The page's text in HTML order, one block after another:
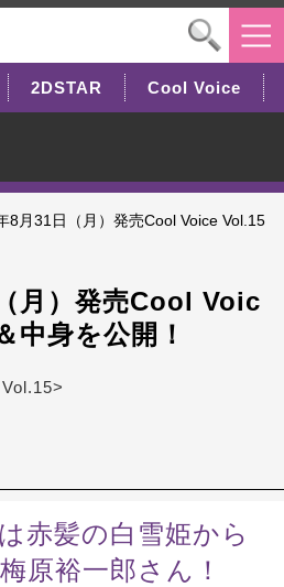
2DSTAR Cool Voice
8月31日（月）発売Cool Voice Vol.15
月）発売Cool Voic
中身を公開！
赤髪の白雪姫から
原裕一郎さん！